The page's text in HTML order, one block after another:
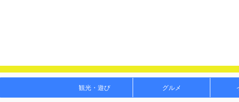
観光・遊び グルメ